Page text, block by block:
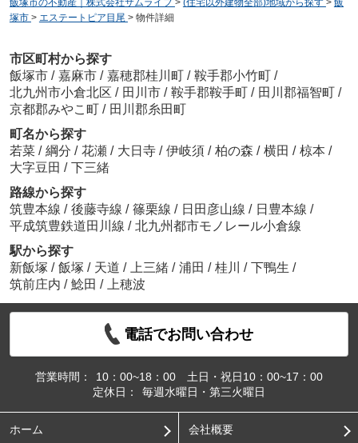
飯塚市の不動産｜株式会社サムライフ > (住宅以外建物全部)地域から探す > 飯
塚市 > エステートピア目尾 > 物件詳細
市区町村から探す
飯塚市 / 嘉麻市 / 嘉穂郡桂川町 / 鞍手郡小竹町 /
北九州市小倉北区 / 田川市 / 鞍手郡鞍手町 / 田川郡福智町 /
京都郡みやこ町 / 田川郡糸田町
町名から探す
若菜 / 綱分 / 花瀬 / 大日寺 / 伊岐須 / 柏の森 / 横田 / 椋本 /
大字豆田 / 下三緒
路線から探す
筑豊本線 / 後藤寺線 / 篠栗線 / 日田彦山線 / 日豊本線 /
平成筑豊鉄道田川線 / 北九州都市モノレール小倉線
駅から探す
新飯塚 / 飯塚 / 天道 / 上三緒 / 浦田 / 桂川 / 下鴨生 /
筑前庄内 / 鯰田 / 上穂波
電話でお問い合わせ
営業時間：
10：00~18：00 土日・祝日10：00~17：00
定休日：
毎週水曜日・第三火曜日
ホーム 会社概要